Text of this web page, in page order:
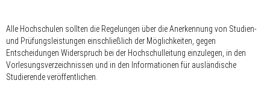
Alle Hochschulen sollten die Regelungen über die Anerkennung von Studien-
und Prüfungsleistungen einschließlich der Möglichkeiten, gegen
Entscheidungen Widerspruch bei der Hochschulleitung einzulegen, in den
Vorlesungsverzeichnissen und in den Informationen für ausländische
Studierende veröffentlichen.